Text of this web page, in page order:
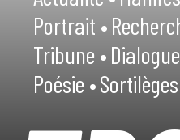
Portrait •
Tribune •
Poésie •